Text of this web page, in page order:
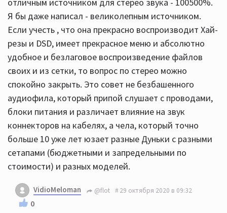
Я бы даже написал - великолепным источником.
Если учесть , что она прекрасно воспроизводит Хай-
резы и DSD, имеет прекрасное меню и абсолютно
удобное и безлаговое воспроизведение файлов
своих и из сетки, то вопрос по стерео можно
спокойно закрыть. Это совет не безбашенного
аудиофила, который припой слушает с проводами,
блоки питания и различает влияние на звук
коннекторов на кабелях, а чела, который точно
больше 10 уже лет юзает разные Дуньки с разными
сетапами (бюджетными и запредельными по
стоимости) и разных моделей.
VidioMeloman @flot 29 октября 2020 в 09:32
0